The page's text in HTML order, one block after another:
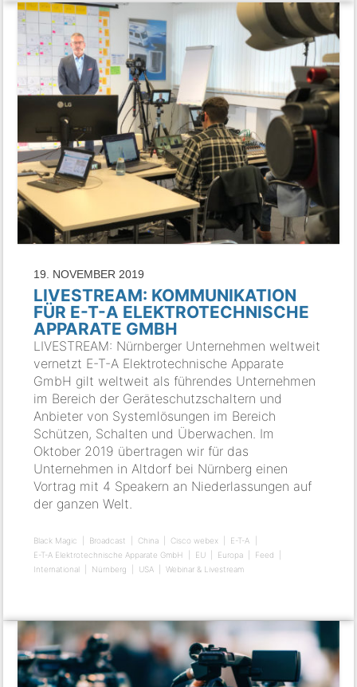
19. NOVEMBER 2019
LIVESTREAM: KOMMUNIKATION
FÜR E-T-A ELEKTROTECHNISCHE
APPARATE GMBH
LIVESTREAM: Nürnberger Unternehmen weltweit
vernetzt E-T-A Elektrotechnische Apparate
GmbH gilt weltweit als führendes Unternehmen
im Bereich der Geräteschutzschaltern und
Anbieter von Systemlösungen im Bereich
Schützen, Schalten und Überwachen. Im
Oktober 2019 übertragen wir für das
Unternehmen in Altdorf bei Nürnberg einen
Vortrag mit 4 Speakern an Niederlassungen auf
der ganzen Welt.
Black Magic Broadcast China Cisco webex
E-T-A
E-T-A Elektrotechnische Apparate GmbH
EU Europa
Feed
International
Nürnberg USA Webinar & Livestream